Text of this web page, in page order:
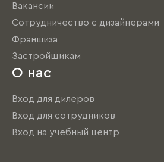
Вакансии
Сотрудничество с дизайнерами
Франшиза
Застройщикам
О нас
Вход для дилеров
Вход для сотрудников
Вход на учебный центр